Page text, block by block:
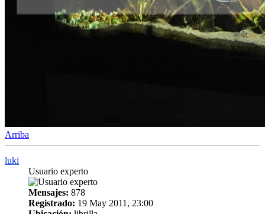
Arriba
luki
Usuario experto
Mensajes: 878
Registrado: 19 May 2011, 23:00